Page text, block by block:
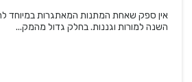
אין ספק שאחת המתנות המאתגרות במיוחד
השנה למורות וגננות. בחלק גדול מהמק...